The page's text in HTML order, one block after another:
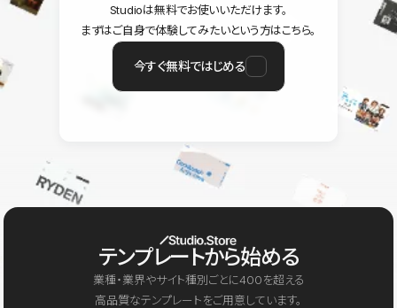
Studioは無料でお使いいただけます。
まずはご自身で体験してみたいという方はこちら。
今すぐ無料ではじめる
テンプレートから始める
業種・業界やサイト種別ごとに400を超える
高品質なテンプレートをご用意しています。